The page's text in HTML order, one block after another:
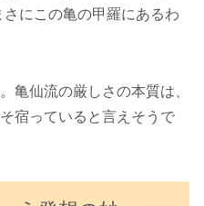
さにこの亀の甲羅にあるわ
亀仙流の厳しさの本質は、
宿っていると言えそうで